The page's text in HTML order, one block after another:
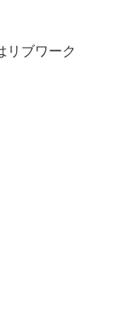
リブワーク